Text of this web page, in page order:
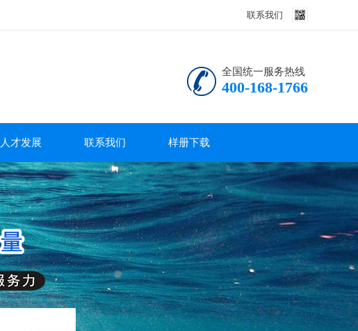
联系我们
全国统一服务热线
400-168-1766
人才发展
人才战略
人才招聘
培训发展
联系我们
联系我们
样册下载
产品说明书
技术资料